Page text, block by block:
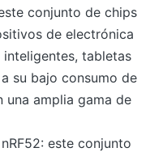
conjunto de chips
de electrónica
tabletas
su bajo consumo de
amplia gama de
este conjunto